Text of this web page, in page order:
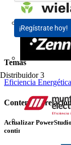
Distribuidor 3
¡Regístrate hoy!
Temas
Eficiencia
Contenidos
Actualizar
continuidad de tu